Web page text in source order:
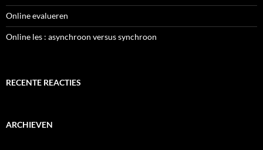
Online evalueren
Online les : asynchroon versus synchroon
RECENTE REACTIES
ARCHIEVEN